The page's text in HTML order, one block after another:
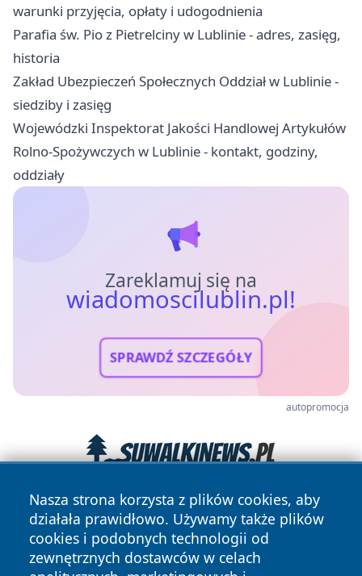
warunki przyjęcia, opłaty i udogodnienia
Parafia św. Pio z Pietrelciny w Lublinie - adres, zasięg,
historia
Zakład Ubezpieczeń Społecznych Oddział w Lublinie -
siedziby i zasięg
Wojewódzki Inspektorat Jakości Handlowej Artykułów
Rolno-Spożywczych w Lublinie - kontakt, godziny,
oddziały
Zareklamuj się na
wiadomoscilublin.pl!
SPRAWDŹ SZCZEGÓŁY
autopromocja
Nasza strona korzysta z plików cookies, aby
działała prawidłowo. Używamy także plików
cookies i podobnych technologii od
zewnętrznych dostawców w celach